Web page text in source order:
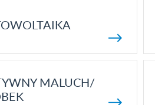
MALUCH/